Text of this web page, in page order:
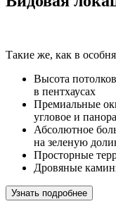
Такие же, как в
Высота
в пентхаусах
Премиальные
угловое и
Абсолютное
на зеленую
Просторные
Дровяные
Узнать подробнее